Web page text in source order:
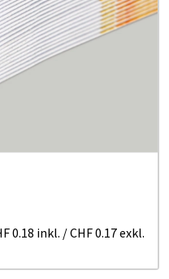
0.18 inkl. /CHF 0.17exkl.